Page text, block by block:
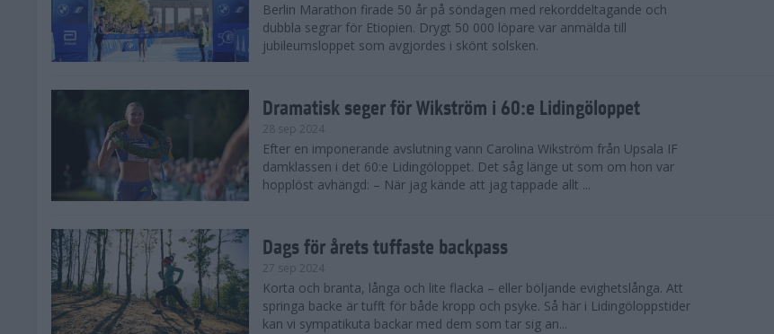
Berlin Marathon firade 50 år på söndagen med rekorddeltagande och
dubbla segrar för Etiopien. Drygt 50 000 löpare var anmälda till
jubileumsloppet som avgjordes i skönt solsken.
Dramatisk seger för Wikström i 60:e Lidingöloppet
28 sep 2024
Efter en imponerande avslutning vann Carolina Wikström från Upsala IF
damklassen i det 60:e Lidingöloppet. Det såg länge ut som om hon var
hopplöst avhängd: – När jag kände att jag tappade allt ...
Dags för årets tuffaste backpass
27 sep 2024
Korta och branta, långa och lite flacka – eller böljande evighetslånga. Att
springa backe är tufft för både kropp och psyke. Så här i Lidingöloppstider
kan vi sympatikuta backar med dem som tar sig an...